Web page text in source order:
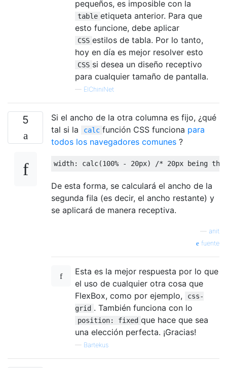
pequeños, es imposible con la
table etiqueta anterior. Para que
esto funcione, debe aplicar
CSS estilos de tabla. Por lo tanto,
hoy en día es mejor resolver esto
CSS si desea un diseño receptivo
para cualquier tamaño de pantalla.
— ElChiniNet
5
Si el ancho de la otra columna es fijo, ¿qué
tal si la
calc función CSS funciona para
todos los navegadores comunes ?
width: calc(100% - 20px) /* 20px being
De esta forma, se calculará el ancho de la
segunda fila (es decir, el ancho restante) y
se aplicará de manera receptiva.
anit
fuente
Esta es la mejor respuesta por lo que
el uso de cualquier otra cosa que
FlexBox, como por ejemplo,
css-
grid . También funciona con lo
position: fixed que hace que sea
una elección perfecta. ¡Gracias!
— Bartekus